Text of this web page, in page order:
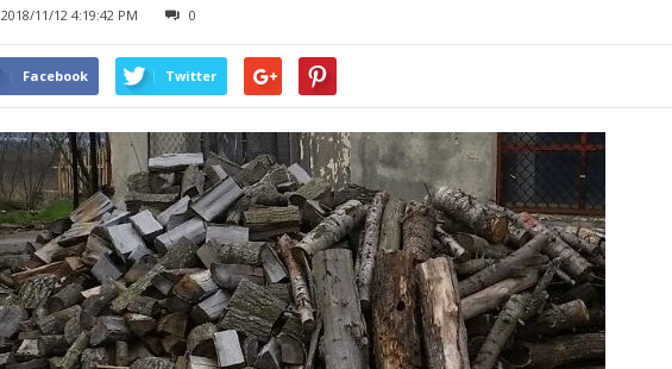
2018/11/12 4:19:42 PM 0
Facebook Twitter